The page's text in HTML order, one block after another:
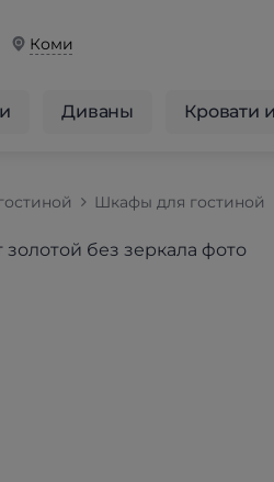
Коми
Диваны Кровати
Шкафы для гостиной